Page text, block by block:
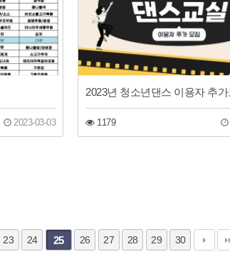
2023-03-03
2023년 청소년댄스 이용자 추
1179
23 24 25 26 27 28 29 30